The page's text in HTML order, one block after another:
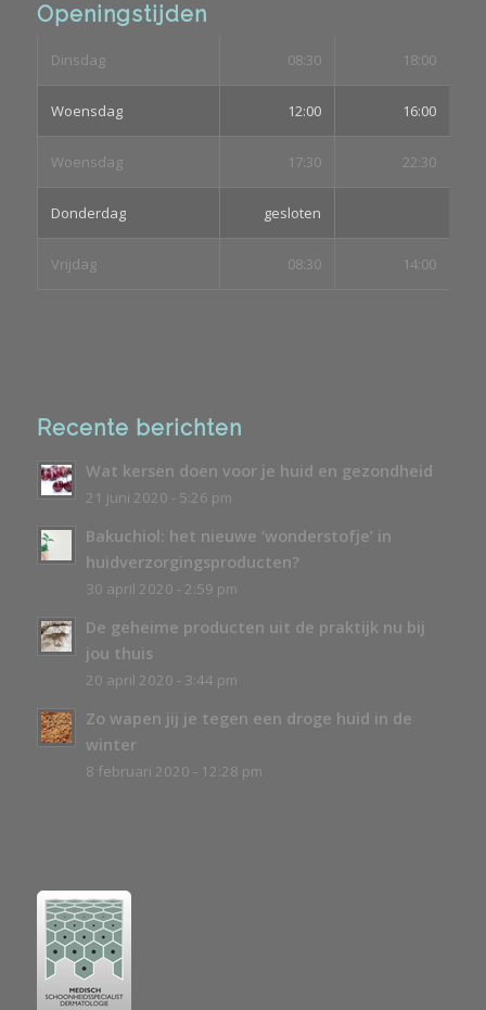
Openingstijden
Dinsdag 08:30 18:00
Woensdag 12:00 16:00
Woensdag 17:30 22:30
Donderdag gesloten
Vrijdag 08:30 14:00
Recente berichten
Wat kersen doen voor je huid en gezondheid
21 juni 2020 - 5:26 pm
Bakuchiol: het nieuwe ‘wonderstofje’ in
huidverzorgingsproducten?
30 april 2020 - 2:59 pm
De geheime producten uit de praktijk nu bij
jou thuis
20 april 2020 - 3:44 pm
Zo wapen jij je tegen een droge huid in de
winter
8 februari 2020 - 12:28 pm